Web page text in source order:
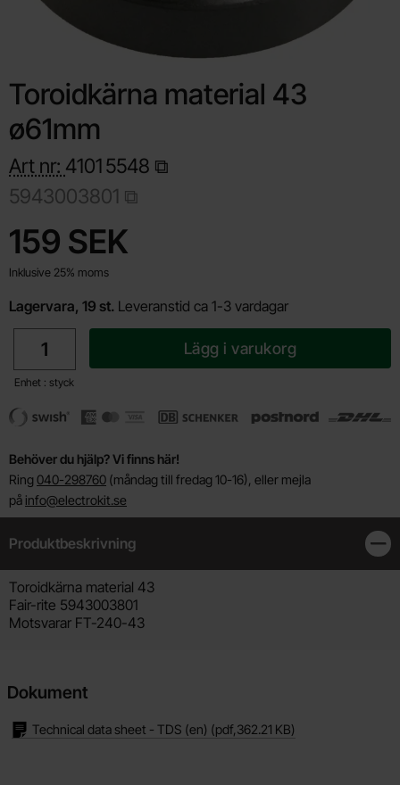
Toroidkärna material 43
ø61mm
Art nr: 41015548
5943003801
pris
159 SEK
Inklusive 25% moms
Lagervara, 19 st. Leveranstid ca 1-3 vardagar
Enhet : styck
Lägg i varukorg
Behöver du hjälp? Vi finns här!
Ring 040-298760 (måndag till fredag 10-16), eller mejla
på info@electrokit.se
Produktbeskrivning
Produktbeskrivning
Toroidkärna material 43
Fair-rite 5943003801
Motsvarar FT-240-43
Dokument
Technical data sheet - TDS (en) (pdf,362.21 KB)